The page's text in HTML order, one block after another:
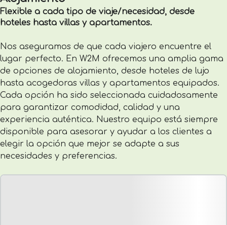
Flexible a cada tipo de viaje/necesidad, desde
hoteles hasta villas y apartamentos.
Nos aseguramos de que cada viajero encuentre el
lugar perfecto. En W2M ofrecemos una amplia gama
de opciones de alojamiento, desde hoteles de lujo
hasta acogedoras villas y apartamentos equipados.
Cada opción ha sido seleccionada cuidadosamente
para garantizar comodidad, calidad y una
experiencia auténtica. Nuestro equipo está siempre
disponible para asesorar y ayudar a los clientes a
elegir la opción que mejor se adapte a sus
necesidades y preferencias.